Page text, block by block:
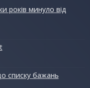
років минуло від
списку бажань